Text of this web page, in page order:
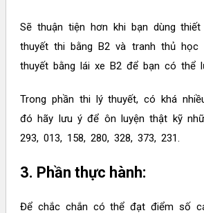
Sẽ thuận tiện hơn khi bạn dùng
thuyết thi bằng B2 và tranh thủ
thuyết bằng lái xe B2 để bạn có thể
Trong phần thi lý thuyết, có khá
đó hãy lưu ý để ôn luyện thật kỹ
293, 013, 158, 280, 328, 373, 231.
3. Phần thực hành:
Để chắc chắn có thể đạt điểm số